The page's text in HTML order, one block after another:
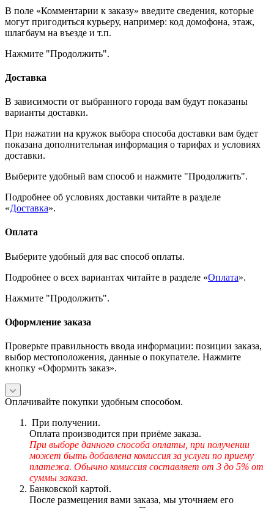
В поле «Комментарии к заказу» введите сведения, которые
могут пригодиться курьеру, например: код домофона, этаж,
шлагбаум на въезде и т.п.
Нажмите "Продолжить".
Доставка
В зависимости от выбранного города вам будут показаны
варианты доставки.
При нажатии на кружок выбора способа доставки вам будет
показана дополнительная информация о тарифах и условиях
доставки.
Выберите удобный вам способ и нажмите "Продолжить".
Подробнее об условиях доставки читайте в разделе
«Доставка».
Оплата
Выберите удобный для вас способ оплаты.
Подробнее о всех вариантах читайте в разделе «Оплата».
Нажмите "Продолжить".
Оформление заказа
Проверьте правильность ввода информации: позиции заказа,
выбор местоположения, данные о покупателе. Нажмите
кнопку «Оформить заказ».
Оплачивайте покупки удобным способом.
При получении.
Оплата производится при приёме заказа.
При выборе данного способа оплаты, при получении
может быть добавлена комиссия за услуги по приему
платежа. Обычно комиссия составляет от 3 до 5% от
суммы заказа.
Банковской картой.
После размещения вами заказа, мы уточняем его